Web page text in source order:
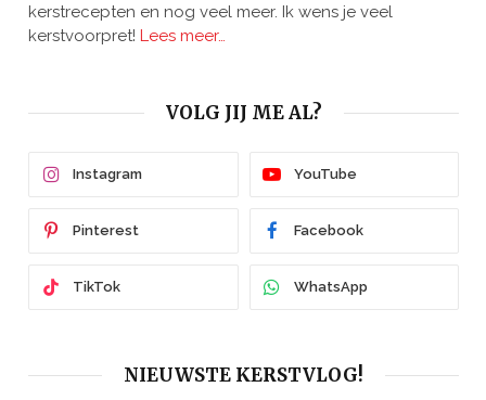
kerstrecepten en nog veel meer. Ik wens je veel
kerstvoorpret! Lees meer…
VOLG JIJ ME AL?
Instagram YouTube
Pinterest Facebook
TikTok WhatsApp
NIEUWSTE KERSTVLOG!